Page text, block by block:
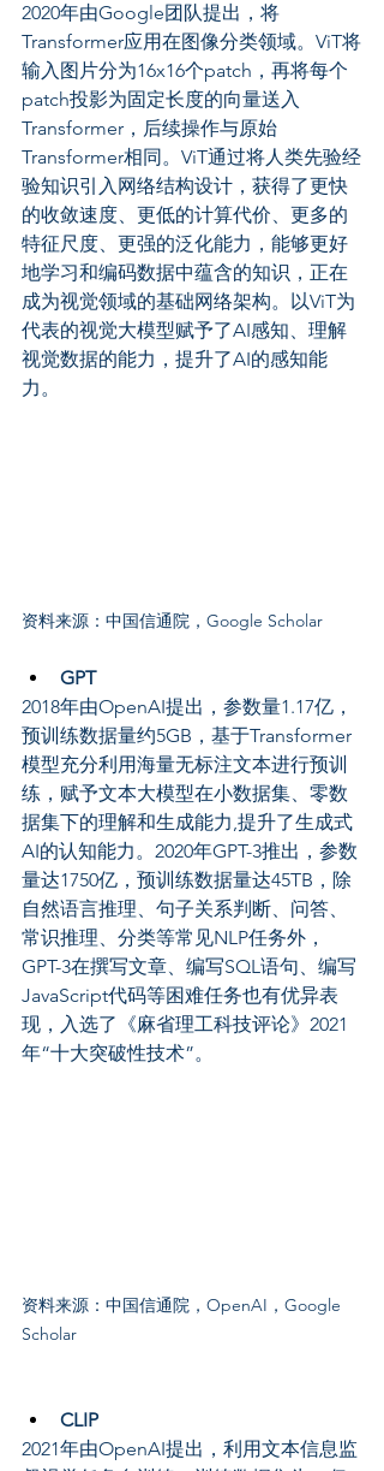
2020年由Google团队提出，将
Transformer应用在图像分类领域。ViT将
输入图片分为16x16个patch，再将每个
patch投影为固定长度的向量送入
Transformer，后续操作与原始
Transformer相同。ViT通过将人类先验经
验知识引入网络结构设计，获得了更快
的收敛速度、更低的计算代价、更多的
特征尺度、更强的泛化能力，能够更好
地学习和编码数据中蕴含的知识，正在
成为视觉领域的基础网络架构。以ViT为
代表的视觉大模型赋予了AI感知、理解
视觉数据的能力，提升了AI的感知能
力。
资料来源：中国信通院，Google Scholar
GPT
2018年由OpenAI提出，参数量1.17亿，
预训练数据量约5GB，基于Transformer
模型充分利用海量无标注文本进行预训
练，赋予文本大模型在小数据集、零数
据集下的理解和生成能力,提升了生成式
AI的认知能力。2020年GPT-3推出，参数
量达1750亿，预训练数据量达45TB，除
自然语言推理、句子关系判断、问答、
常识推理、分类等常见NLP任务外，
GPT-3在撰写文章、编写SQL语句、编写
JavaScript代码等困难任务也有优异表
现，入选了《麻省理工科技评论》2021
年“十大突破性技术”。
资料来源：中国信通院，OpenAI，Google
Scholar
CLIP
2021年由OpenAI提出，利用文本信息监